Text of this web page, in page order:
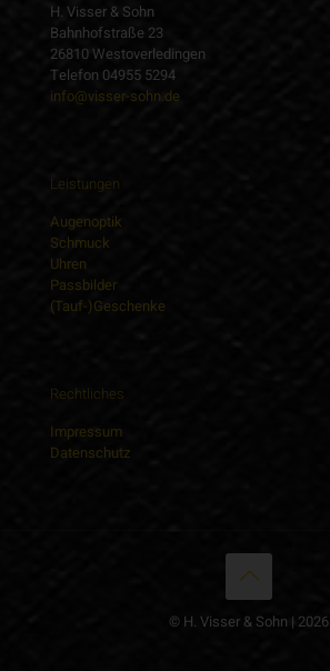
H. Visser & Sohn
Bahnhofstraße 23
26810 Westoverledingen
Telefon 04955 5294
info@visser-sohn.de
Leistungen
Augenoptik
Schmuck
Uhren
Passbilder
(Tauf-)Geschenke
Rechtliches
Impressum
Datenschutz
© H. Visser & Sohn | 2026